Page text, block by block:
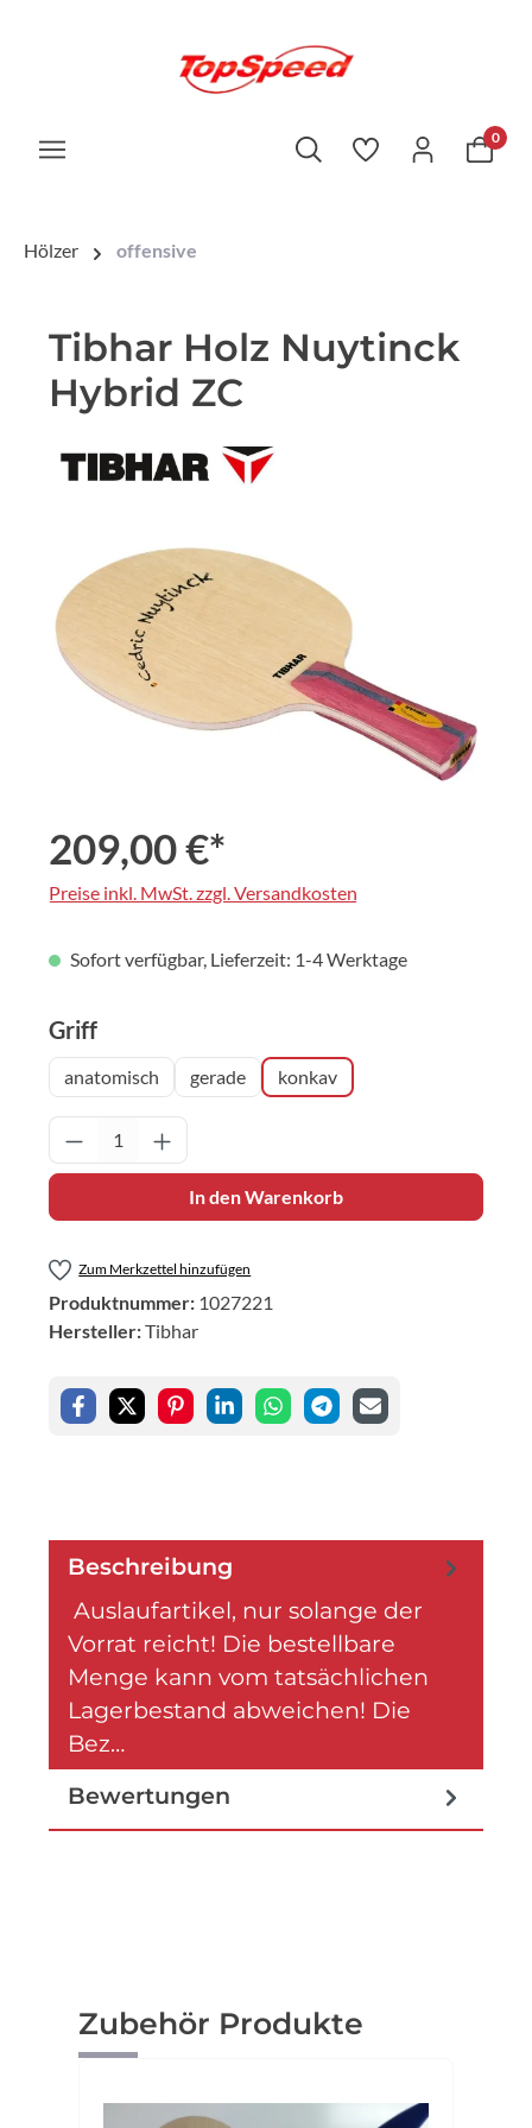
0
Hölzer offensive
Tibhar Holz Nuytinck
Hybrid ZC
Bildergalerie überspringen
209,00 €*
Preise inkl. MwSt. zzgl. Versandkosten
Sofort verfügbar, Lieferzeit: 1-4 Werktage
Griffauswählen
anatomisch gerade konkav
Produkt Anzahl: Gib den gewünschten
In den Warenkorb
Zum Merkzettel hinzufügen
Produktnummer: 1027221
Hersteller:Tibhar
Beschreibung
Auslaufartikel, nur solange der
Vorrat reicht! Die bestellbare
Menge kann vom tatsächlichen
Lagerbestand abweichen! Die
Bez…
Bewertungen
Produktgalerie überspringen
Zubehör Produkte